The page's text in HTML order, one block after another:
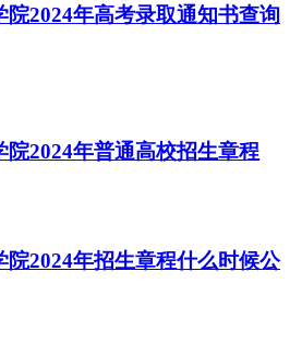
2024年高考录取通知书查询
2024年普通高校招生章程
2024年招生章程什么时候公